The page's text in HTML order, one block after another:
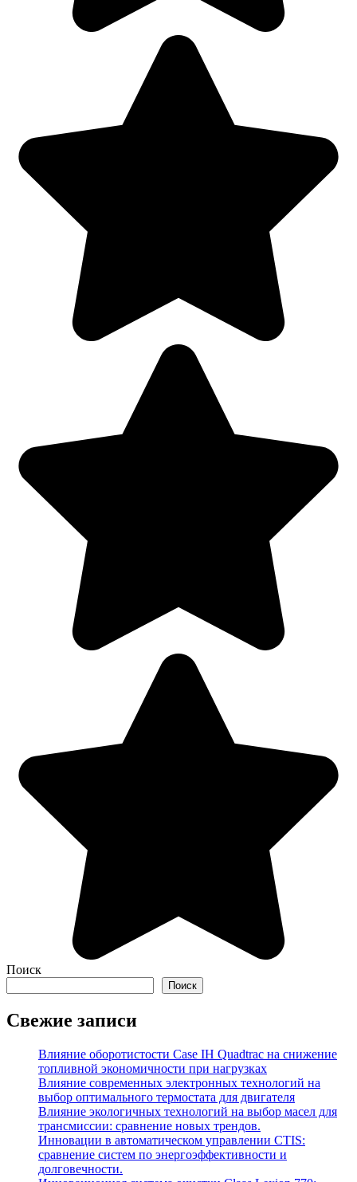
Поиск
Поиск
Свежие записи
Влияние оборотистости Case IH Quadtrac на снижение
топливной экономичности при нагрузках
Влияние современных электронных технологий на
выбор оптимального термостата для двигателя
Влияние экологичных технологий на выбор масел для
трансмиссии: сравнение новых трендов.
Инновации в автоматическом управлении CTIS:
сравнение систем по энергоэффективности и
долговечности.